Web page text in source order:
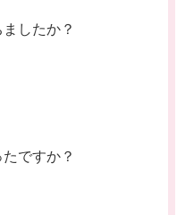
したか？
ですか？